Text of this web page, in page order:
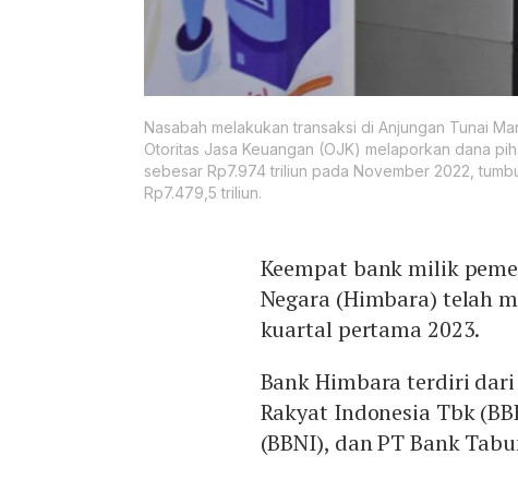
Nasabah melakukan transaksi di Anjungan Tunai
Otoritas Jasa Keuangan (OJK) melaporkan dana
sebesar Rp7.974 triliun pada November 2022,
Rp7.479,5 triliun.
Keempat bank milik
Negara (Himbara) telah
kuartal pertama 2023.
Bank Himbara terdiri dari
Rakyat Indonesia Tbk
(BBNI), dan PT Bank